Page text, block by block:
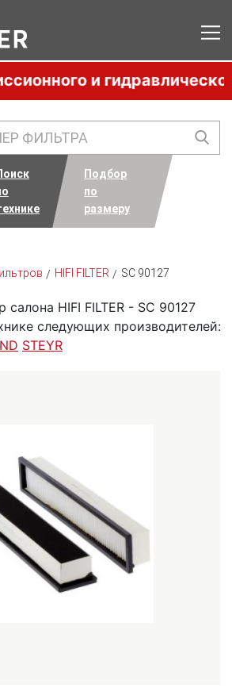
и
Подбор
по
размеру
HIFI FILTER SC 90127
HIFI FILTER - SC 90127
следующих производителей:
STEYR